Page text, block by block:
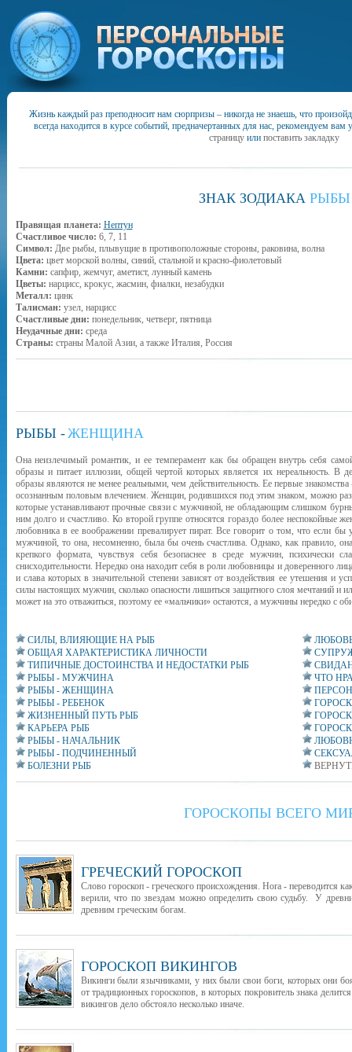
Жизнь каждый раз преподносит нам сюрпризы – никогда не знаешь, что
всегда находится в курсе событий, предначертанных для нас, рекомендуем вам
страницу или поставить закладку
ЗНАК ЗОДИАКА РЫБЫ
Правящая планета: Нептун
Счастливое число: 6, 7, 11
Символ: Две рыбы, плывущие в противоположные стороны, раковина, волна
Цвета: цвет морской волны, синий, стальной и красно-фиолетовый
Камни: сапфир, жемчуг, аметист, лунный камень
Цветы: нарцисс, крокус, жасмин, фиалки, незабудки
Металл: цинк
Талисман: узел, нарцисс
Счастливые дни: понедельник, четверг, пятница
Неудачные дни: среда
Страны: страны Малой Азии, а также Италия, Россия
РЫБЫ -ЖЕНЩИНА
Она неизлечимый романтик, и ее темперамент как бы обращен внутрь себя
образы и питает иллюзии, общей чертой которых является их нереальность. В
образы являются не менее реальными, чем действительность. Ее первые
осознанным половым влечением. Женщин, родившихся под этим знаком, можно
которые устанавливают прочные связи с мужчиной, не обладающим слишком
ним долго и счастливо. Ко второй группе относятся гораздо более неспокойные
любовника в ее воображении превалирует пират. Все говорит о том, что если бы
мужчиной, то она, несомненно, была бы очень счастлива. Однако, как правило,
крепкого формата, чувствуя себя безопаснее в среде мужчин, психически
снисходительности. Нередко она находит себя в роли любовницы и доверенного
и слава которых в значительной степени зависят от воздействия ее утешения и
силы настоящих мужчин, сколько опасности лишиться защитного слоя мечтаний и
может на это отважиться, поэтому ее «мальчики» остаются, а мужчины нередко с
СИЛЫ, ВЛИЯЮЩИЕ НА РЫБ
ОБЩАЯ ХАРАКТЕРИСТИКА ЛИЧНОСТИ
ТИПИЧНЫЕ ДОСТОИНСТВА И НЕДОСТАТКИ РЫБ
РЫБЫ - МУЖЧИНА
РЫБЫ - ЖЕНЩИНА
РЫБЫ - РЕБЕНОК
ЖИЗНЕННЫЙ ПУТЬ РЫБ
КАРЬЕРА РЫБ
РЫБЫ - НАЧАЛЬНИК
РЫБЫ - ПОДЧИНЕННЫЙ
БОЛЕЗНИ РЫБ
ЧТО
ГОРОСКОПЫ ВСЕГО
ГРЕЧЕСКИЙ ГОРОСКОП
Слово гороскоп - греческого происхождения. Hora - переводится
верили, что по звездам можно определить свою судьбу. У
древним греческим богам.
ГОРОСКОП ВИКИНГОВ
Викинги были язычниками, у них были свои боги, которых они
от традиционных гороскопов, в которых покровитель знака
викингов дело обстояло несколько иначе.